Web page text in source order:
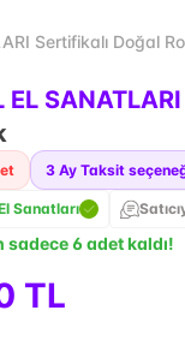
Sertifikalı Doğal
EL SANATLARI
3 Ay Taksit
Sanatları
sadece 6 adet kaldı!
TL